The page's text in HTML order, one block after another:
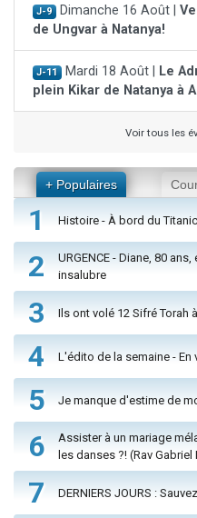
J-9 Dimanche 16 Août |
de Ungvar à Natanya!
J-11 Mardi 18 Août |
Le
plein Kikar de Natanya à
Voir tous les
+ Populaires
1 Histoire - À bord du Titanic
2
URGENCE - Diane, 80
insalubre
3 Ils ont volé 12 Sifré Torah
4 L'édito de la semaine - En
5 Je manque d'estime de
6
Assister à un mariage
les danses ?! (Rav Gabriel
7 DERNIERS JOURS :